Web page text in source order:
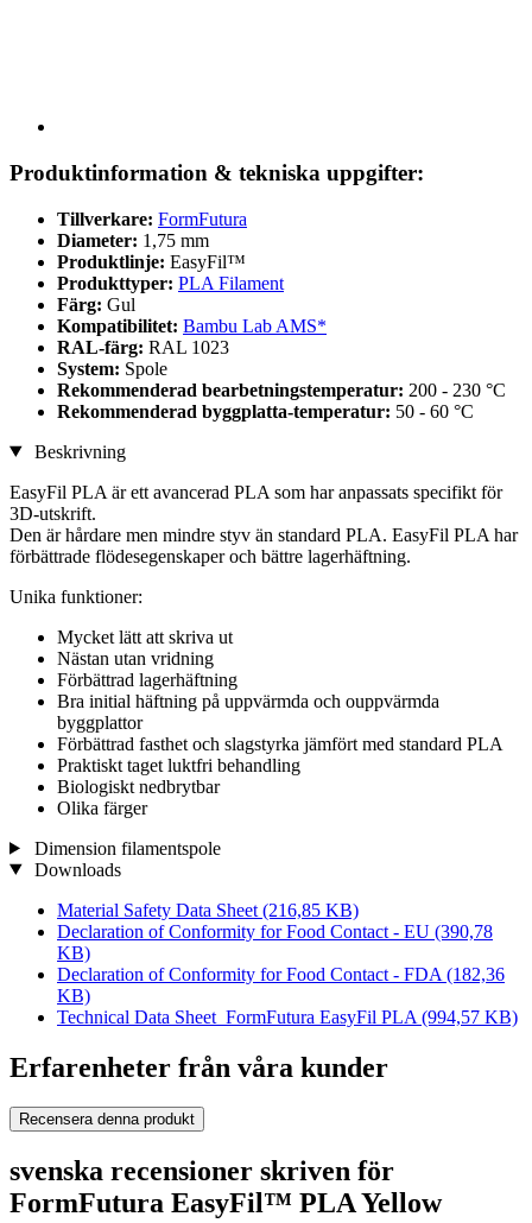
Produktinformation & tekniska uppgifter:
Tillverkare: FormFutura
Diameter: 1,75 mm
Produktlinje: EasyFil™
Produkttyper: PLA Filament
Färg: Gul
Kompatibilitet: Bambu Lab AMS*
RAL-färg: RAL 1023
System: Spole
Rekommenderad bearbetningstemperatur: 200 - 230 °C
Rekommenderad byggplatta-temperatur: 50 - 60 °C
Beskrivning
EasyFil PLA är ett avancerad PLA som har anpassats specifikt för
3D-utskrift.
Den är hårdare men mindre styv än standard PLA. EasyFil PLA har
förbättrade flödesegenskaper och bättre lagerhäftning.
Unika funktioner:
Mycket lätt att skriva ut
Nästan utan vridning
Förbättrad lagerhäftning
Bra initial häftning på uppvärmda och ouppvärmda
byggplattor
Förbättrad fasthet och slagstyrka jämfört med standard PLA
Praktiskt taget luktfri behandling
Biologiskt nedbrytbar
Olika färger
Dimension filamentspole
Downloads
Material Safety Data Sheet (216,85 KB)
Declaration of Conformity for Food Contact - EU (390,78
KB)
Declaration of Conformity for Food Contact - FDA (182,36
KB)
Technical Data Sheet_FormFutura EasyFil PLA (994,57 KB)
Erfarenheter från våra kunder
Recensera denna produkt
svenska recensioner skriven för
FormFutura EasyFil™ PLA Yellow